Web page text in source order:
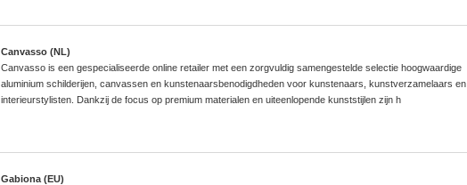
Canvasso (NL)
Canvasso is een gespecialiseerde online retailer met een zorgvuldig samengestelde selectie hoogwaardige
aluminium schilderijen, canvassen en kunstenaarsbenodigdheden voor kunstenaars, kunstverzamelaars en
interieurstylisten. Dankzij de focus op premium materialen en uiteenlopende kunststijlen zijn h
Gabiona (EU)